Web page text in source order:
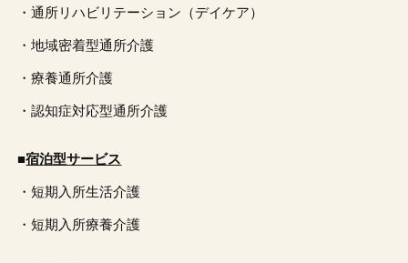
・通所リハビリテーション（デイケア）
・地域密着型通所介護
・療養通所介護
・認知症対応型通所介護
■宿泊型サービス
・短期入所生活介護
・短期入所療養介護